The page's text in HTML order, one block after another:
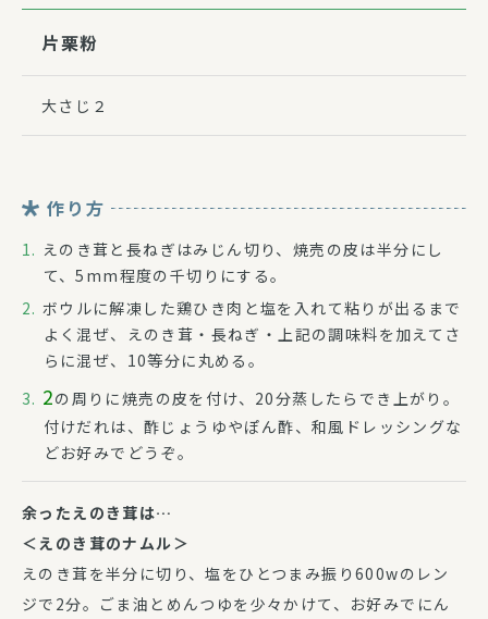
片栗粉
大さじ２
作り方
えのき茸と長ねぎはみじん切り、焼売の皮は半分にし
て、5mm程度の千切りにする。
ボウルに解凍した鶏ひき肉と塩を入れて粘りが出るまで
よく混ぜ、えのき茸・長ねぎ・上記の調味料を加えてさ
らに混ぜ、10等分に丸める。
2の周りに焼売の皮を付け、20分蒸したらでき上がり。
付けだれは、酢じょうゆやぽん酢、和風ドレッシングな
どお好みでどうぞ。
余ったえのき茸は…
＜えのき茸のナムル＞
えのき茸を半分に切り、塩をひとつまみ振り600wのレン
ジで2分。ごま油とめんつゆを少々かけて、お好みでにん